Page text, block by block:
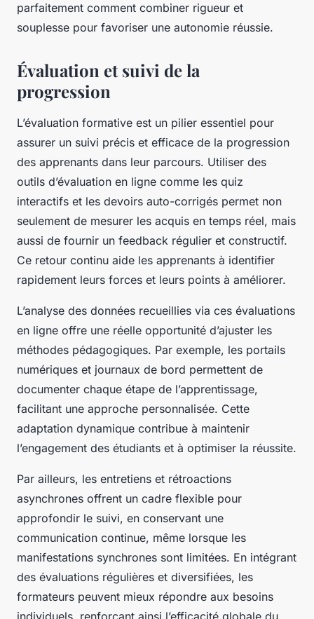
parfaitement comment combiner rigueur et
souplesse pour favoriser une autonomie réussie.
Évaluation et suivi de la
progression
L’évaluation formative est un pilier essentiel pour
assurer un suivi précis et efficace de la progression
des apprenants dans leur parcours. Utiliser des
outils d’évaluation en ligne comme les quiz
interactifs et les devoirs auto-corrigés permet non
seulement de mesurer les acquis en temps réel, mais
aussi de fournir un feedback régulier et constructif.
Ce retour continu aide les apprenants à identifier
rapidement leurs forces et leurs points à améliorer.
L’analyse des données recueillies via ces évaluations
en ligne offre une réelle opportunité d’ajuster les
méthodes pédagogiques. Par exemple, les portails
numériques et journaux de bord permettent de
documenter chaque étape de l’apprentissage,
facilitant une approche personnalisée. Cette
adaptation dynamique contribue à maintenir
l’engagement des étudiants et à optimiser la réussite.
Par ailleurs, les entretiens et rétroactions
asynchrones offrent un cadre flexible pour
approfondir le suivi, en conservant une
communication continue, même lorsque les
manifestations synchrones sont limitées. En intégrant
des évaluations régulières et diversifiées, les
formateurs peuvent mieux répondre aux besoins